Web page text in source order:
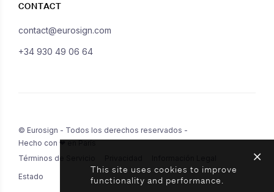
CONTACT
contact@eurosign.com
+34 930 49 06 64
© Eurosign - Todos los derechos reservados -
Hecho con ❤ en París
Términos de Servicio
Estado
This site uses cookies to improve
functionality and performance.